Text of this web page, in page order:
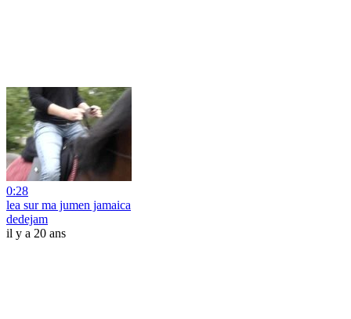
0:28
lea sur ma jumen jamaica
dedejam
il y a 20 ans